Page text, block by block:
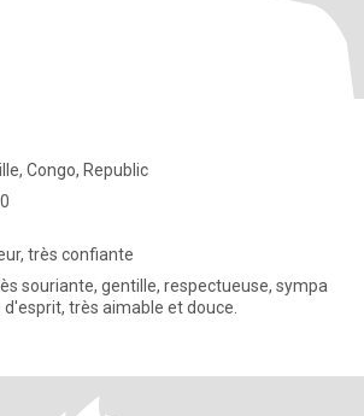
Congo, Republic
très confiante
souriante, gentille, respectueuse, sympa
très aimable et douce.